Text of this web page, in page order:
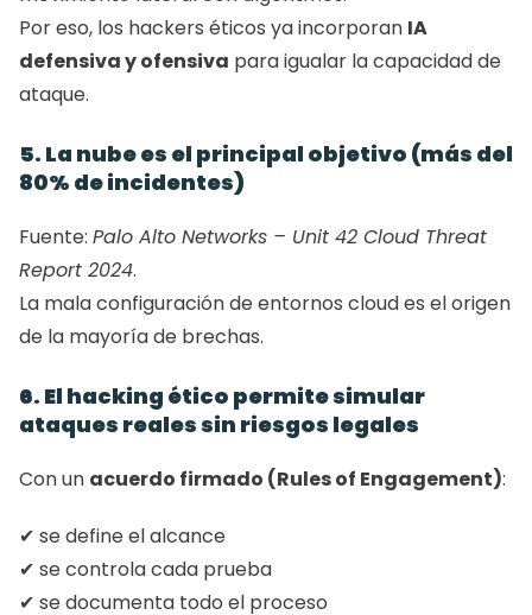
Por eso, los hackers éticos ya incorporan IA
defensiva y ofensiva para igualar la capacidad de
ataque.
5. La nube es el principal objetivo (más del
80% de incidentes)
Fuente: Palo Alto Networks – Unit 42 Cloud Threat
Report 2024.
La mala configuración de entornos cloud es el origen
de la mayoría de brechas.
6. El hacking ético permite simular
ataques reales sin riesgos legales
Con un acuerdo firmado (Rules of Engagement):
✔ se define el alcance
✔ se controla cada prueba
✔ se documenta todo el proceso